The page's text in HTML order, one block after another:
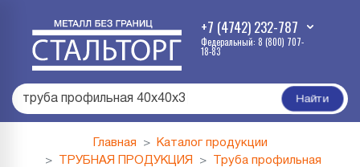
+7 (4742) 232-787
Федеральный: 8 (800) 707-
18-83
труба профильная 40х40х3 Найти
Главная
Каталог продукции
ТРУБНАЯ ПРОДУКЦИЯ
Труба профильная